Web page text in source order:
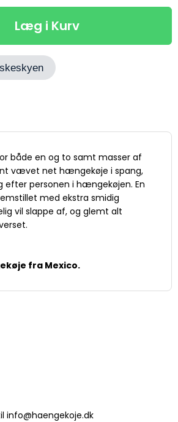
Læg i Kurv
både en og to samt masser af
vævet net hængekøje i spang,
personen i hængekøjen. En
med ekstra smidig
vil slappe af, og glemt alt
fra Mexico.
info@haengekoje.dk